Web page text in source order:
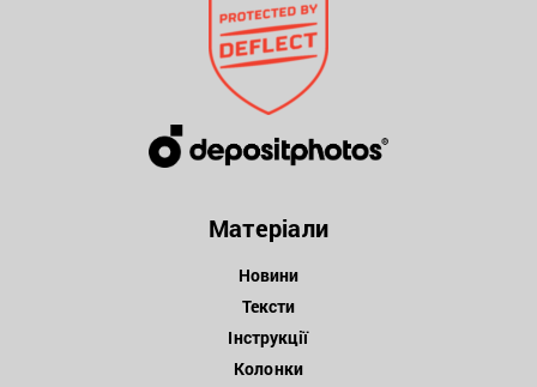
Матеріали
Новини
Тексти
Інструкції
Колонки